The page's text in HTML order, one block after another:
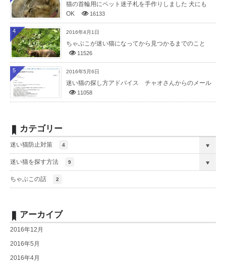
猫の首輪用にペット迷子札を手作りしました 犬にも
OK
16133
2016年4月1日
ちゃぶこが迷い猫になってから見つかるまでのこと
11526
4
2016年5月6日
迷い猫の探し方アドバイス チャオさんからのメール
11058
5
カテゴリー
迷い猫防止対策 4
迷い猫を探す方法 9
ちゃぶこの話 2
アーカイブ
2016年12月
2016年5月
2016年4月